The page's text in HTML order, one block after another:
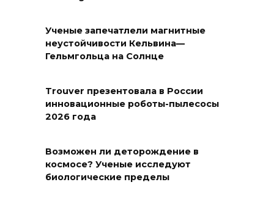
Ученые запечатлели магнитные
неустойчивости Кельвина—
Гельмгольца на Солнце
Trouver презентовала в России
инновационные роботы-пылесосы
2026 года
Возможен ли деторождение в
космосе? Ученые исследуют
биологические пределы